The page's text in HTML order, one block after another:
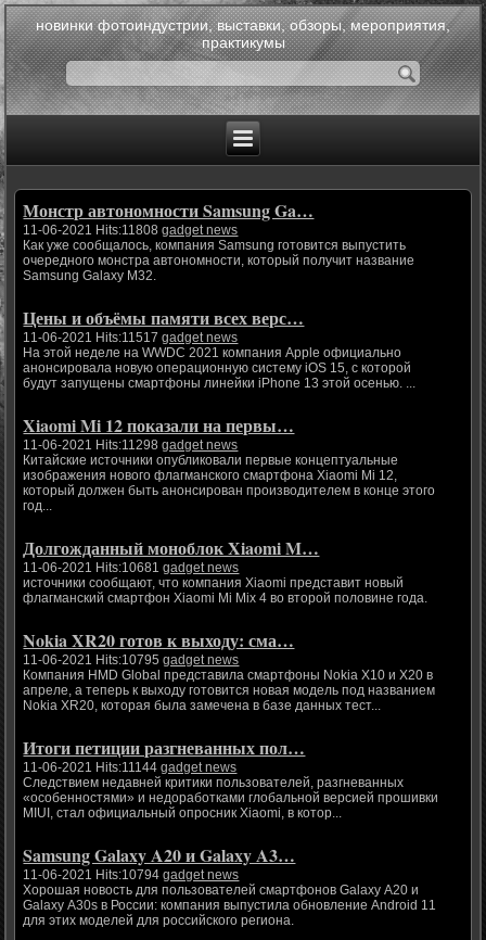
новинки фотоиндустрии, выставки, обзоры, мероприятия,
практикумы
Монстр автономности Samsung Ga…
11-06-2021 Hits:11808gadget news
Как уже сообщалось, компания Samsung готовится выпустить
очередного монстра автономности, который получит название
Samsung Galaxy M32.
Цены и объёмы памяти всех верс…
11-06-2021 Hits:11517gadget news
На этой неделе на WWDC 2021 компания Apple официально
анонсировала новую операционную систему iOS 15, с которой
будут запущены смартфоны линейки iPhone 13 этой осенью. ...
Xiaomi Mi 12 показали на первы…
11-06-2021 Hits:11298gadget news
Китайские источники опубликовали первые концептуальные
изображения нового флагманского смартфона Xiaomi Mi 12,
который должен быть анонсирован производителем в конце этого
год...
Долгожданный моноблок Xiaomi M…
11-06-2021 Hits:10681gadget news
источники сообщают, что компания Xiaomi представит новый
флагманский смартфон Xiaomi Mi Mix 4 во второй половине года.
Nokia XR20 готов к выходу: сма…
11-06-2021 Hits:10795gadget news
Компания HMD Global представила смартфоны Nokia X10 и X20 в
апреле, а теперь к выходу готовится новая модель под названием
Nokia XR20, которая была замечена в базе данных тест...
Итоги петиции разгневанных пол…
11-06-2021 Hits:11144gadget news
Следствием недавней критики пользователей, разгневанных
«особенностями» и недоработками глобальной версией прошивки
MIUI, стал официальный опросник Xiaomi, в котор...
Samsung Galaxy A20 и Galaxy A3…
11-06-2021 Hits:10794gadget news
Хорошая новость для пользователей смартфонов Galaxy A20 и
Galaxy A30s в России: компания выпустила обновление Android 11
для этих моделей для российского региона.